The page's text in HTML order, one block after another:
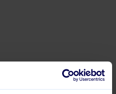
medarbetare